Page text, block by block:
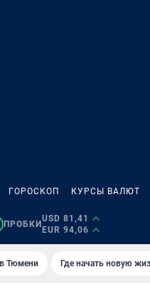
ГОРОСКОП КУРСЫ ВАЛЮТ
ПРОБКИ
USD 81,41
EUR 94,06
Тюмени Где начать новую